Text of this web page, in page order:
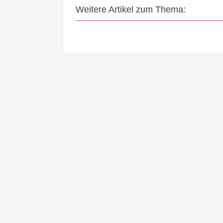
Weitere Artikel zum Thema: